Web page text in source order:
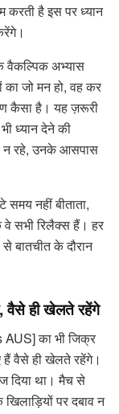
करती है इस पर ध्यान
वैकल्पिक अभ्यास
जो मन हो, वह कर
कैसा है। यह ज़रूरी
ध्यान देने की
न रहे, उनके आसपास
नहीं बीताता,
वे सभी रिलैक्स हैं। हर
बातचीत के दौरान
ही खेलते रहेंगे
AUS] का भी जिक्र
वैसे ही खेलते रहेंगे।
दिया था। मैच से
पर दबाव न